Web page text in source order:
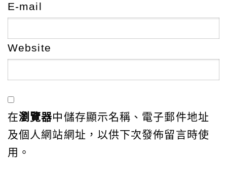
E-mail
Website
在瀏覽器中儲存顯示名稱、電子郵件地址
及個人網站網址，以供下次發佈留言時使
用。